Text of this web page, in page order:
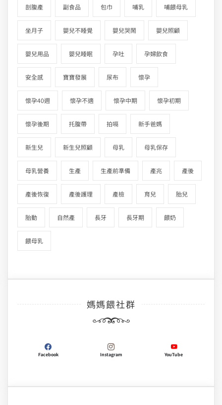
剖腹產 副食品 包巾 哺乳 哺餵母乳
坐月子 嬰兒不睡覺 嬰兒哭鬧 嬰兒照顧
嬰兒用品 嬰兒睡眠 孕吐 孕婦飲食
安全感 寶寶發展 尿布 懷孕
懷孕40週 懷孕不適 懷孕中期 懷孕初期
懷孕後期 托腹帶 拍嗝 新手爸媽
新生兒 新生兒照顧 母乳 母乳保存
母乳營養 生產 生產前準備 產兆 產後
產後恢復 產後護理 產檢 育兒 胎兒
胎動 自然產 長牙 長牙期 餵奶
餵母乳
媽媽餵社群
Facebook Instagram YouTube